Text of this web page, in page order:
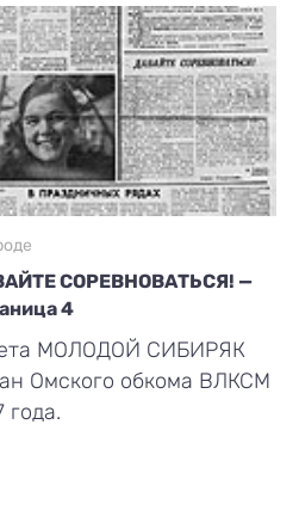
СОРЕВНОВАТЬСЯ! —
4
МОЛОДОЙ СИБИРЯК
Омского обкома ВЛКСМ
года.